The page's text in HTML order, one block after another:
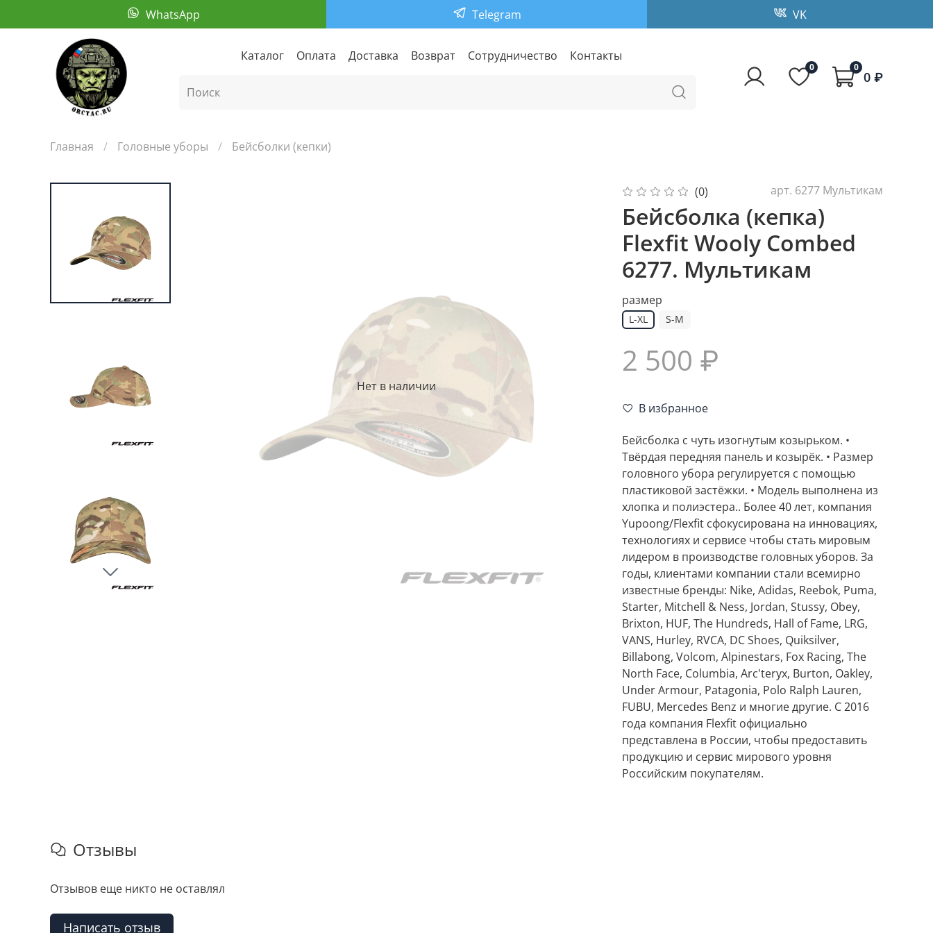
WhatsApp Telegram VK
Каталог Оплата Доставка Возврат Сотрудничество Контакты
0 0
0 ₽
Главная Головные уборы Бейсболки (кепки)
Нет в наличии
(0) арт. 6277 Мультикам
Бейсболка (кепка)
Flexfit Wooly Combed
6277. Мультикам
размер
L-XL S-M
2 500 ₽
В избранное
Бейсболка с чуть изогнутым козырьком. •
Твёрдая передняя панель и козырёк. • Размер
головного убора регулируется с помощью
пластиковой застёжки. • Модель выполнена из
хлопка и полиэстера.. Более 40 лет, компания
Yupoong/Flexfit сфокусирована на инновациях,
технологиях и сервисе чтобы стать мировым
лидером в производстве головных уборов. За
годы, клиентами компании стали всемирно
известные бренды: Nike, Adidas, Reebok, Puma,
Starter, Mitchell & Ness, Jordan, Stussy, Obey,
Brixton, HUF, The Hundreds, Hall of Fame, LRG,
VANS, Hurley, RVCA, DC Shoes, Quiksilver,
Billabong, Volcom, Alpinestars, Fox Racing, The
North Face, Columbia, Arc'teryx, Burton, Oakley,
Under Armour, Patagonia, Polo Ralph Lauren,
FUBU, Mercedes Benz и многие другие. С 2016
года компания Flexfit официально
представлена в России, чтобы предоставить
продукцию и сервис мирового уровня
Российским покупателям.
Отзывы
Отзывов еще никто не оставлял
Написать отзыв